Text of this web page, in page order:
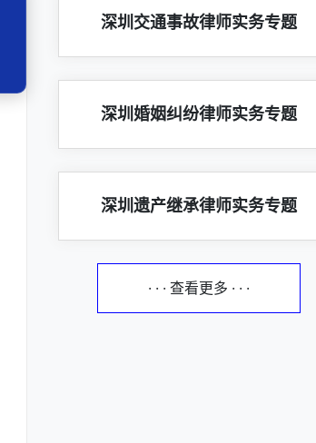
深圳交通事故律师实务专题
深圳婚姻纠纷律师实务专题
深圳遗产继承律师实务专题
· · · 查看更多 · · ·